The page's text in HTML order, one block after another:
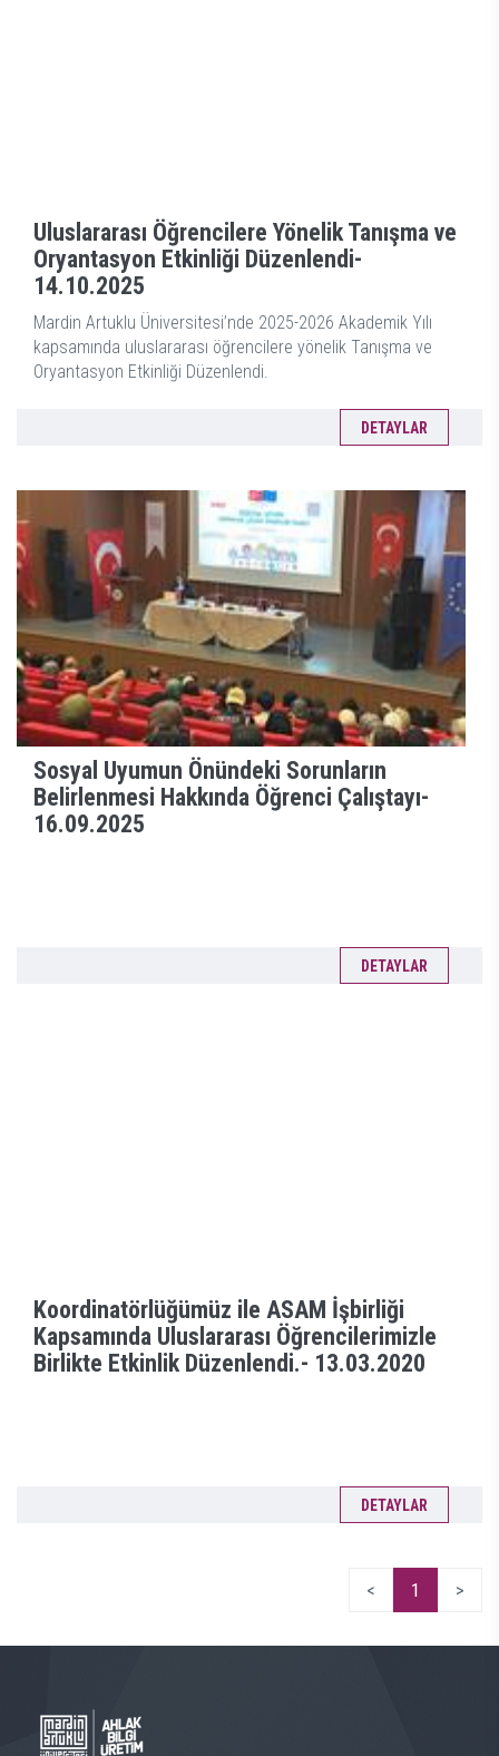
Uluslararası Öğrencilere Yönelik Tanışma ve
Oryantasyon Etkinliği Düzenlendi-
14.10.2025
Mardin Artuklu Üniversitesi’nde 2025-2026 Akademik Yılı
kapsamında uluslararası öğrencilere yönelik Tanışma ve
Oryantasyon Etkinliği Düzenlendi.
DETAYLAR
Sosyal Uyumun Önündeki Sorunların
Belirlenmesi Hakkında Öğrenci Çalıştayı-
16.09.2025
DETAYLAR
Koordinatörlüğümüz ile ASAM İşbirliği
Kapsamında Uluslararası Öğrencilerimizle
Birlikte Etkinlik Düzenlendi.- 13.03.2020
DETAYLAR
< 1 >